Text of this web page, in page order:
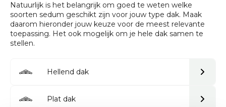
Natuurlijk is het belangrijk om goed te weten welke
soorten sedum geschikt zijn voor jouw type dak. Maak
daarom hieronder jouw keuze voor de meest relevante
toepassing. Het ook mogelijk om je hele dak samen te
stellen.
Hellend dak
Plat dak